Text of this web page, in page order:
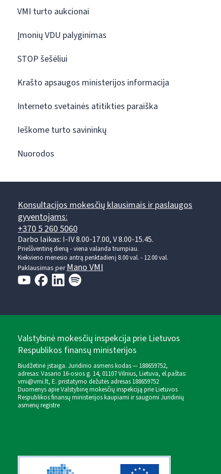
VMI turto aukcionai
Įmonių VDU palyginimas
STOP šešėliui
Krašto apsaugos ministerijos informacija
Interneto svetainės atitikties paraiška
Ieškome turto savininkų
Nuorodos
Konsultacijos mokesčių klausimais ir paslaugos
gyventojams:
+370 5 260 5060
Darbo laikas: I-IV 8.00-17.00, V 8.00-15.45.
Prieššventinę dieną - viena valanda trumpiau.
Kiekvieno mėnesio antrą penktadienį 8.00 val. - 12.00 val.
Paklausimas perMano VMI
Valstybinė mokesčių inspekcija prie Lietuvos
Respublikos finansų ministerijos
Biudžetinė įstaiga. Juridinio asmens kodas — 188659752,
adresas: Vasario 16-osios g. 14, 01107 Vilnius, Lietuva, el.paštas:
vmi@vmi.lt, E. pristatymo dėžutės adresas 188659752
Duomenys apie Valstybinę mokesčių inspekciją prie Lietuvos
Respublikos finansų ministerijos kaupiami ir saugomi Juridinių
asmenų registre